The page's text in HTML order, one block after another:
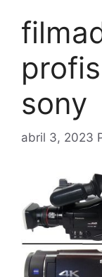
sony
abril 3, 2023